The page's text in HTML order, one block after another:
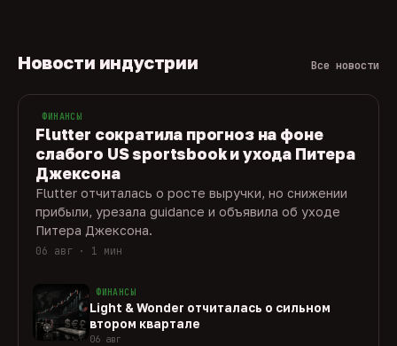
Новости индустрии Все новости
ФИНАНСЫ
Flutter сократила прогноз на фоне
слабого US sportsbook и ухода Питера
Джексона
Flutter отчиталась о росте выручки, но снижении
прибыли, урезала guidance и объявила об уходе
Питера Джексона.
06 авг · 1 мин
ФИНАНСЫ
Light & Wonder отчиталась о сильном
втором квартале
06 авг